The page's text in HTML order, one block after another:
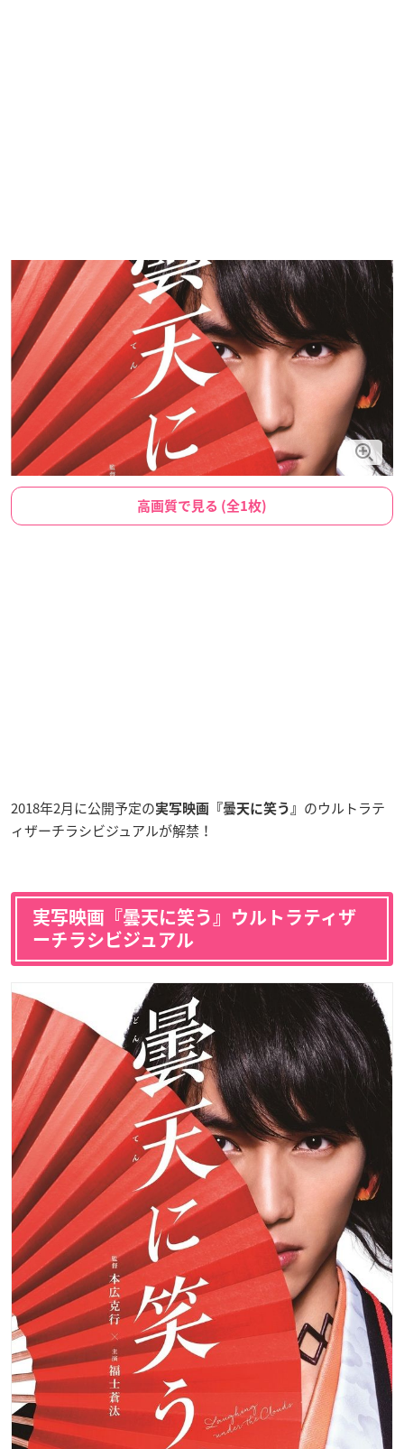
高画質で見る (全1枚)
2018年2月に公開予定の実写映画『曇天に笑う』 のウルトラテ
ィザーチラシビジュアルが解禁！
実写映画『曇天に笑う』ウルトラティザ
ーチラシビジュアル